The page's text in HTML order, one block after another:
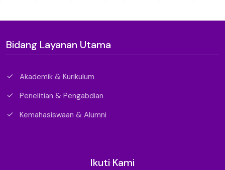
Bidang Layanan Utama
Akademik & Kurikulum
Penelitian & Pengabdian
Kemahasiswaan & Alumni
Ikuti Kami